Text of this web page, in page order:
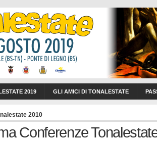
2019 GLI AMICI DI TONALESTATE
2010
Conferenze